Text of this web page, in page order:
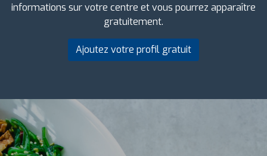
informations sur votre centre et vous pourrez apparaître
gratuitement.
Ajoutez votre profil gratuit